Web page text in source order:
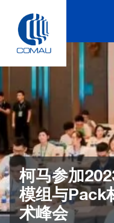
content
柯马参加
模组与Pack
术峰会